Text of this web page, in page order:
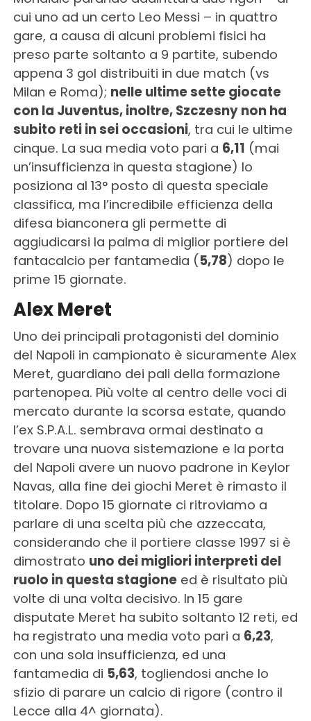
cui uno ad un certo Leo Messi – in quattro
gare, a causa di alcuni problemi fisici ha
preso parte soltanto a 9 partite, subendo
appena 3 gol distribuiti in due match (vs
Milan e Roma); nelle ultime sette giocate
con la Juventus, inoltre, Szczesny non ha
subito reti in sei occasioni, tra cui le ultime
cinque. La sua media voto pari a 6,11 (mai
un’insufficienza in questa stagione) lo
posiziona al 13° posto di questa speciale
classifica, ma l’incredibile efficienza della
difesa bianconera gli permette di
aggiudicarsi la palma di miglior portiere del
fantacalcio per fantamedia (5,78) dopo le
prime 15 giornate.
Alex Meret
Uno dei principali protagonisti del dominio
del Napoli in campionato è sicuramente Alex
Meret, guardiano dei pali della formazione
partenopea. Più volte al centro delle voci di
mercato durante la scorsa estate, quando
l’ex S.P.A.L. sembrava ormai destinato a
trovare una nuova sistemazione e la porta
del Napoli avere un nuovo padrone in Keylor
Navas, alla fine dei giochi Meret è rimasto il
titolare. Dopo 15 giornate ci ritroviamo a
parlare di una scelta più che azzeccata,
considerando che il portiere classe 1997 si è
dimostrato uno dei migliori interpreti del
ruolo in questa stagioneed è risultato più
volte di una volta decisivo. In 15 gare
disputate Meret ha subito soltanto 12 reti, ed
ha registrato una media voto pari a 6,23,
con una sola insufficienza, ed una
fantamedia di 5,63, togliendosi anche lo
sfizio di parare un calcio di rigore (contro il
Lecce alla 4^ giornata).